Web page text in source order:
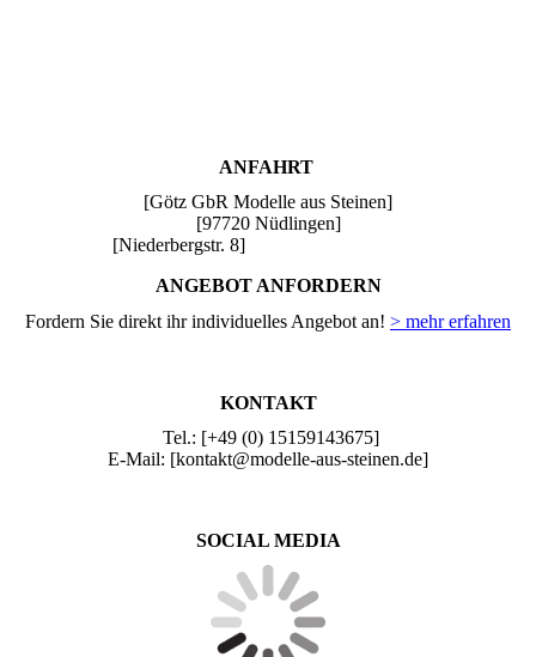
ANFAHRT
[Götz GbR Modelle aus Steinen]
[97720 Nüdlingen]
[Niederbergstr. 8]
ANGEBOT ANFORDERN
Fordern Sie direkt ihr individuelles Angebot an! > mehr erfahren
KONTAKT
Tel.: [+49 (0) 15159143675]
E-Mail: [kontakt@modelle-aus-steinen.de]
SOCIAL MEDIA